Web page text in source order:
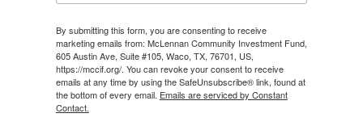
By submitting this form, you are consenting to receive
marketing emails from: McLennan Community Investment Fund,
605 Austin Ave, Suite #105, Waco, TX, 76701, US,
https://mccif.org/. You can revoke your consent to receive
emails at any time by using the SafeUnsubscribe® link, found at
the bottom of every email. Emails are serviced by Constant
Contact.